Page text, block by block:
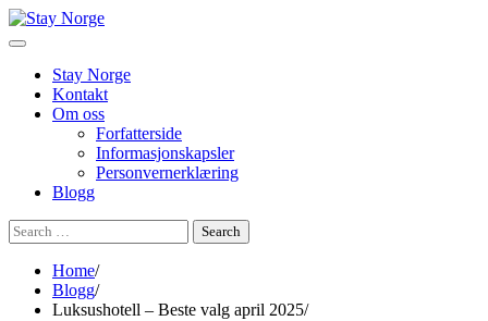
Skip
to
Stay Norge
Kontakt
Om oss
Forfatterside
Informasjonskapsler
Personvernerklæring
Blogg
Search
for:
Home
Blogg
Luksushotell – Beste valg april 2025